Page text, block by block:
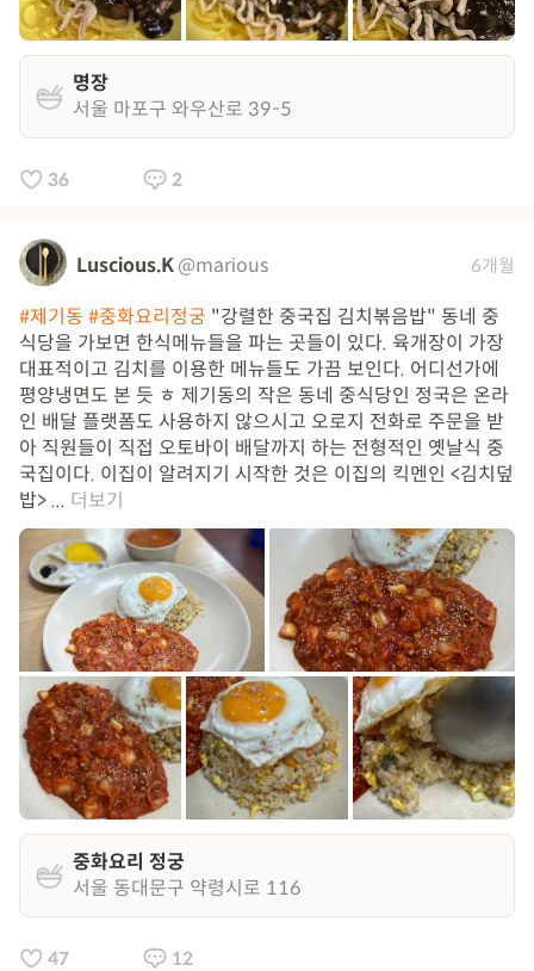
명장
서울 마포구 와우산로 39-5
36 2
Luscious.K@marious 6개월
#제기동 #중화요리정궁 "강렬한 중국집 김치볶음밥" 동네 중
식당을 가보면 한식메뉴들을 파는 곳들이 있다. 육개장이 가장
대표적이고 김치를 이용한 메뉴들도 가끔 보인다. 어디선가에
평양냉면도 본 듯 ㅎ 제기동의 작은 동네 중식당인 정국은 온라
인 배달 플랫폼도 사용하지 않으시고 오로지 전화로 주문을 받
아 직원들이 직접 오토바이 배달까지 하는 전형적인 옛날식 중
국집이다. 이집이 알려지기 시작한 것은 이집의 킥멘인 <김치덮
밥> ... 더보기
중화요리 정궁
서울 동대문구 약령시로 116
47 12